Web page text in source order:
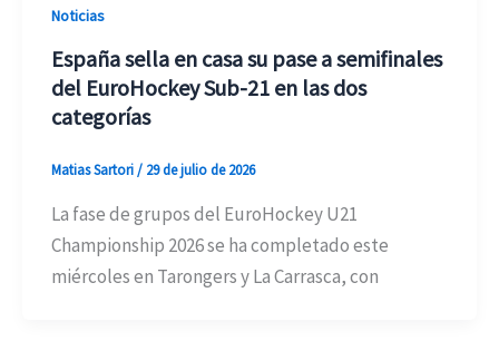
Noticias
España sella en casa su pase a semifinales
del EuroHockey Sub-21 en las dos
categorías
Matias Sartori/ 29 de julio de 2026
La fase de grupos del EuroHockey U21
Championship 2026 se ha completado este
miércoles en Tarongers y La Carrasca, con